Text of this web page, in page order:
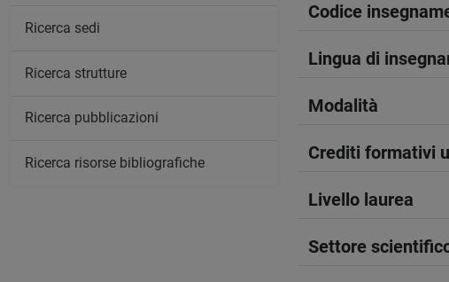
Codice
Lingua di
Modalità
Crediti formativi
Livello laurea
Settore
Ricerca sedi
Ricerca strutture
Ricerca pubblicazioni
Ricerca risorse bibliografiche